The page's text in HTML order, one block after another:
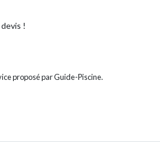
!
proposé par Guide-Piscine.